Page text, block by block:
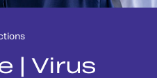
| Virus